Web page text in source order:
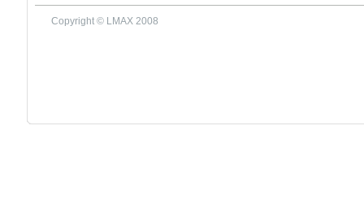
Copyright © LMAX 2008